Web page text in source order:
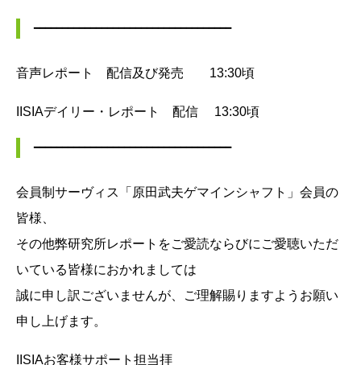
━━━━━━━━━━━━━━━━━━━━━━━━━━━━━━━━━━━
音声レポート 配信及び発売 13:30頃
IISIAデイリー・レポート 配信 13:30頃
━━━━━━━━━━━━━━━━━━━━━━━━━━━━━━━━━━━
会員制サーヴィス「原田武夫ゲマインシャフト」会員の
皆様、
その他弊研究所レポートをご愛読ならびにご愛聴いただ
いている皆様におかれましては
誠に申し訳ございませんが、ご理解賜りますようお願い
申し上げます。
IISIAお客様サポート担当拝